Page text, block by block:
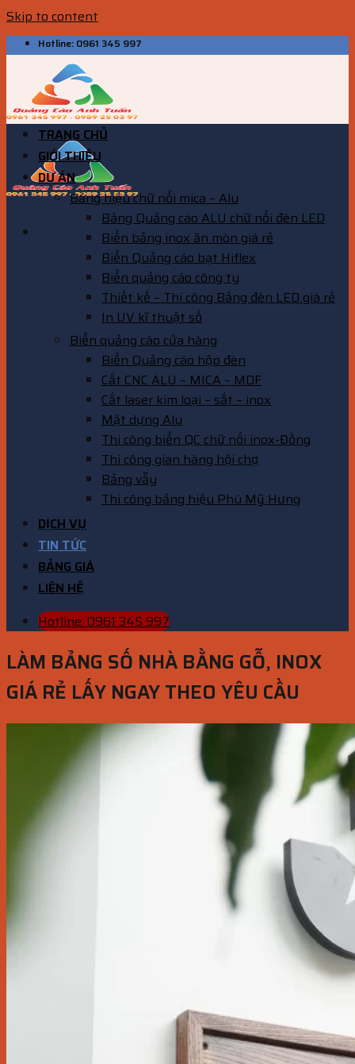
Skip to content
Hotline: 0961 345 997
TRANG CHỦ
GIỚI THIỆU
DỰ ÁN
Bảng hiệu chữ nổi mica – Alu
Bảng Quảng cáo ALU chữ nổi đèn LED
Biển bảng inox ăn mòn giá rẻ
Biển Quảng cáo bạt Hiflex
Biển quảng cáo công ty
Thiết kế – Thi công Bảng đèn LED giá rẻ
In UV kĩ thuật số
Biển quảng cáo cửa hàng
Biển Quảng cáo hộp đèn
Cắt CNC ALU – MICA – MDF
Cắt laser kim loại – sắt – inox
Mặt dựng Alu
Thi công biển QC chữ nổi inox-Đồng
Thi công gian hàng hội chợ
Bảng vẫy
Thi công bảng hiệu Phú Mỹ Hưng
DỊCH VỤ
TIN TỨC
BẢNG GIÁ
LIÊN HỆ
Hotline: 0961 345 997
LÀM BẢNG SỐ NHÀ BẰNG GỖ, INOX
GIÁ RẺ LẤY NGAY THEO YÊU CẦU